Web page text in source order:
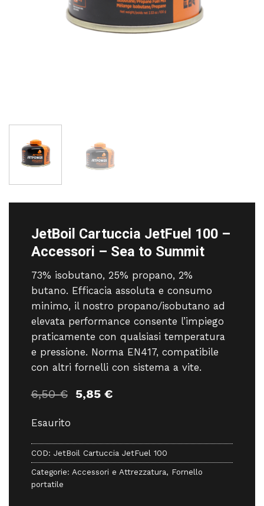
JetBoil Cartuccia JetFuel 100 –
Accessori – Sea to Summit
73% isobutano, 25% propano, 2%
butano. Efficacia assoluta e consumo
minimo, il nostro propano/isobutano ad
elevata performance consente l’impiego
praticamente con qualsiasi temperatura
e pressione. Norma EN417, compatibile
con altri fornelli con sistema a vite.
6,50€ Il
6,50 €.
5,85 €Il
5,85 €.
Esaurito
COD: JetBoil Cartuccia JetFuel 100
Categorie: Accessori e Attrezzatura, Fornello
portatile